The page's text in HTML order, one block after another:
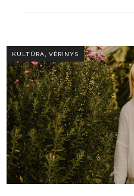
KULTŪRA ,VĖRINYS